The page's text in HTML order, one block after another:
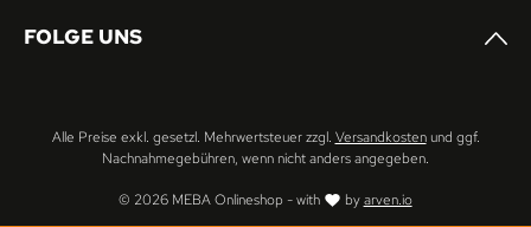
FOLGE UNS
© 2026 MEBA Onlineshop - with byarven.io
Alle Preise exkl. gesetzl. Mehrwertsteuer zzgl. Versandkostenund ggf.
Nachnahmegebühren, wenn nicht anders angegeben.